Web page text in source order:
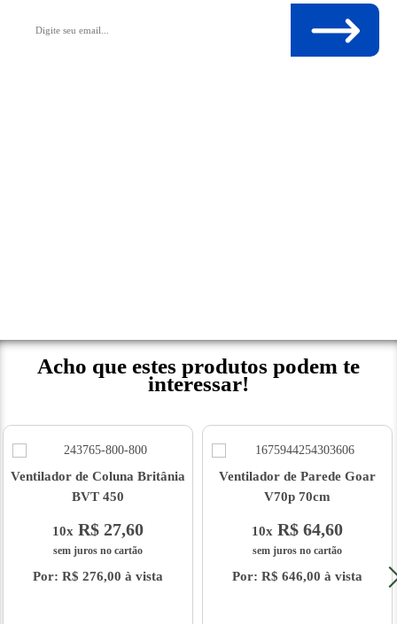
Acho que estes produtos podem te
interessar!
Ventilador de Coluna Britânia
BVT 450
10x R$ 27,60
sem juros no cartão
Por: R$ 276,00 à vista
Ventilador de Parede Goar
V70p 70cm
10x R$ 64,60
sem juros no cartão
Por: R$ 646,00 à vista